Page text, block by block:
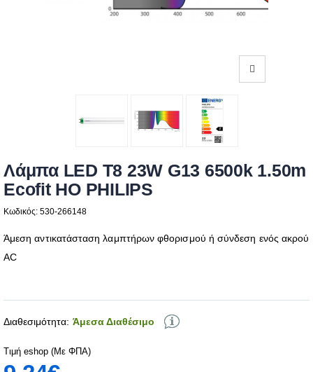
Λάμπα LED T8 23W G13 6500k 1.50m
Ecofit HO PHILIPS
Κωδικός: 530-266148
Άμεση αντικατάσταση λαμπτήρων φθορισμού ή σύνδεση ενός ακρού
AC
Διαθεσιμότητα: Άμεσα Διαθέσιμο
Τιμή eshop (Με ΦΠΑ)